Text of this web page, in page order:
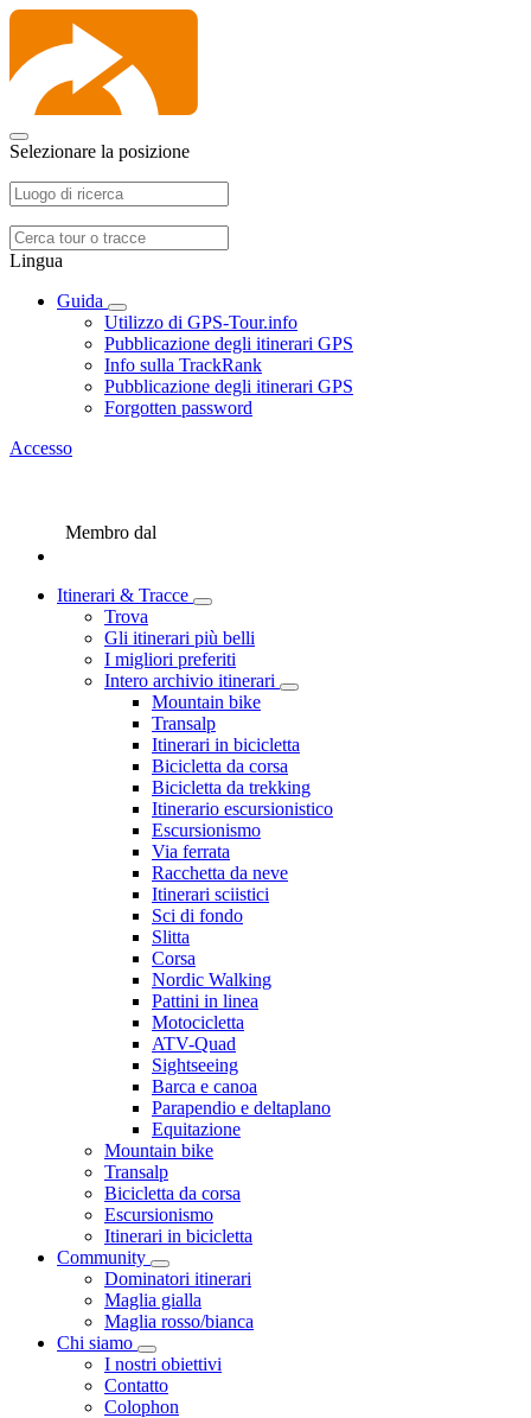
Selezionare la posizione
Lingua
Guida
Utilizzo di GPS-Tour.info
Pubblicazione degli itinerari GPS
Info sulla TrackRank
Pubblicazione degli itinerari GPS
Forgotten password
Accesso
Membro dal
Itinerari & Tracce
Trova
Gli itinerari più belli
I migliori preferiti
Intero archivio itinerari
Mountain bike
Transalp
Itinerari in bicicletta
Bicicletta da corsa
Bicicletta da trekking
Itinerario escursionistico
Escursionismo
Via ferrata
Racchetta da neve
Itinerari sciistici
Sci di fondo
Slitta
Corsa
Nordic Walking
Pattini in linea
Motocicletta
ATV-Quad
Sightseeing
Barca e canoa
Parapendio e deltaplano
Equitazione
Mountain bike
Transalp
Bicicletta da corsa
Escursionismo
Itinerari in bicicletta
Community
Dominatori itinerari
Maglia gialla
Maglia rosso/bianca
Chi siamo
I nostri obiettivi
Contatto
Colophon